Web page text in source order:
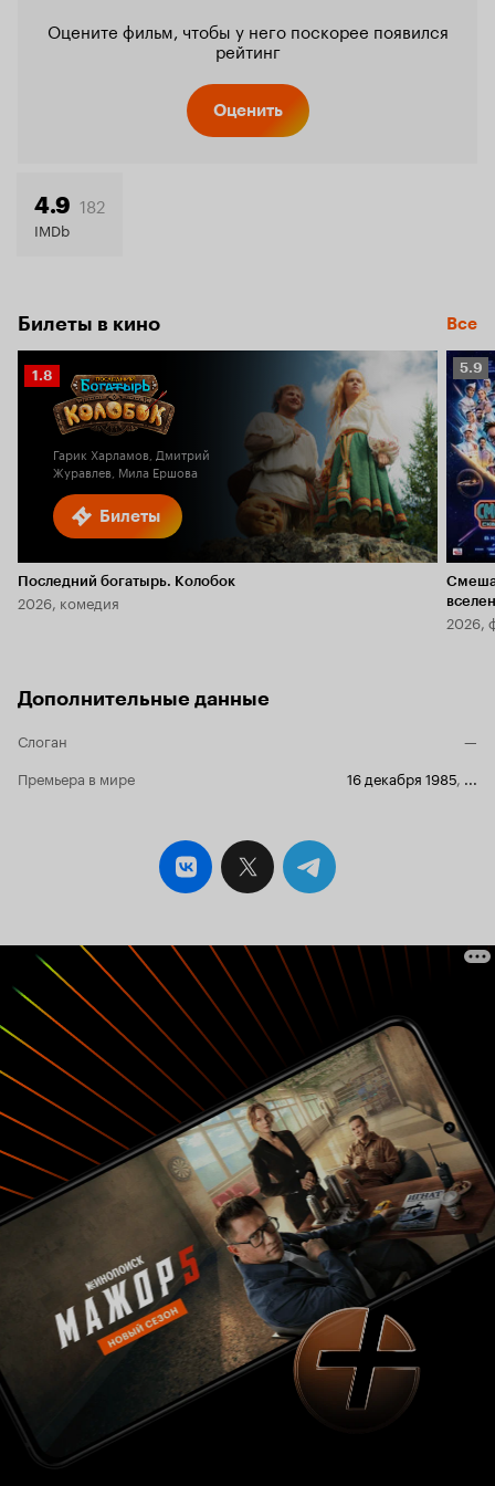
Оцените фильм, чтобы у него поскорее появился
рейтинг
Оценить
4.9 182
IMDb
Билеты в кино Все
Билеты
Рейтинг
Кинопоиска
1.8
Гарик Харламов, Дмитрий
Журавлев, Мила Ершова
Последний богатырь. Колобок
2026, комедия
5.9
5.9
2026,
Дополнительные данные
Слоган
—
Премьера в мире
16 декабря 1985, ...